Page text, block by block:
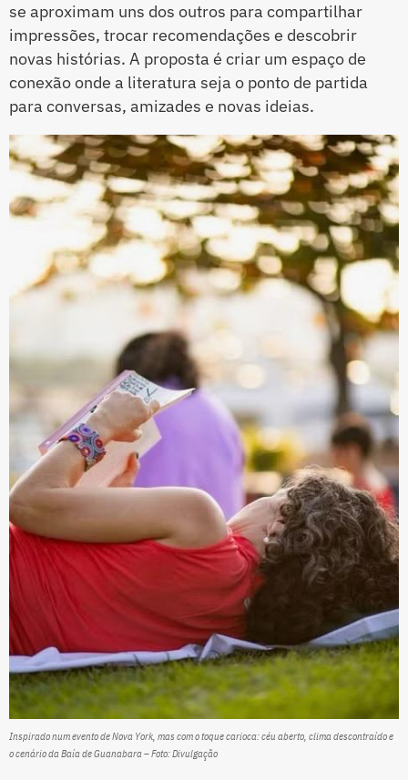
se aproximam uns dos outros para compartilhar
impressões, trocar recomendações e descobrir
novas histórias. A proposta é criar um espaço de
conexão onde a literatura seja o ponto de partida
para conversas, amizades e novas ideias.
Inspirado num evento de Nova York, mas com o toque carioca: céu aberto, clima descontraído e
o cenário da Baía de Guanabara – Foto: Divulgação